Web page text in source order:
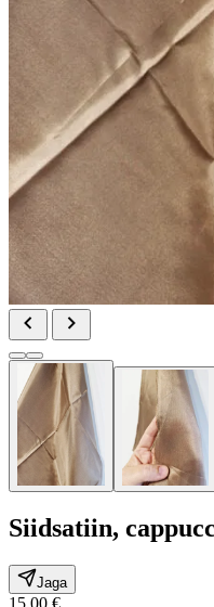
Siidsatiin,
Jaga
15,00 €